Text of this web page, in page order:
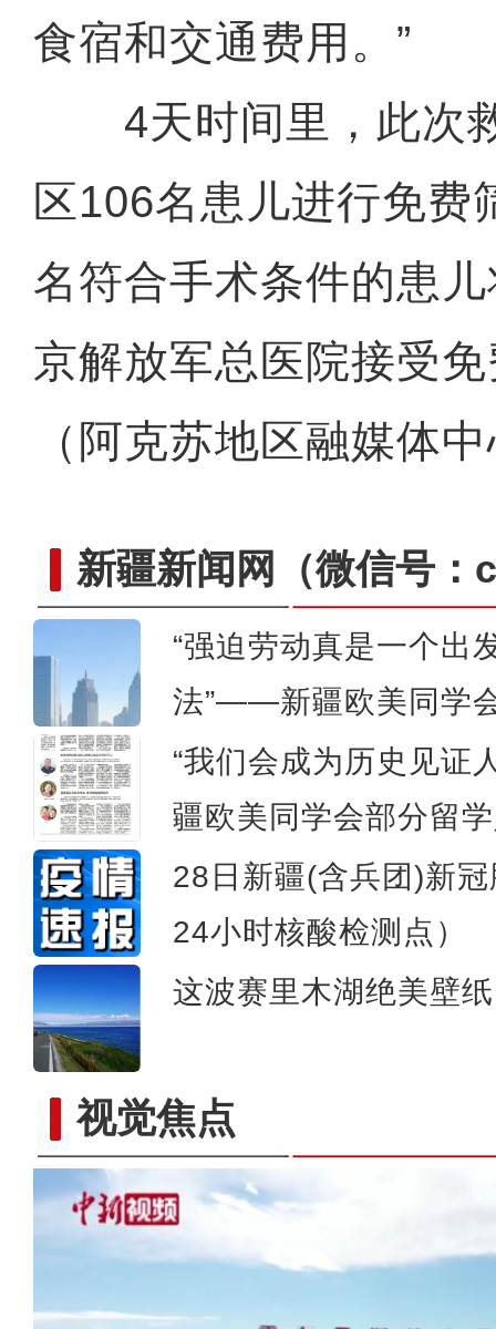
食宿和交通费用。”
4天时间里，此次
区106名患儿进行免费
名符合手术条件的患
京解放军总医院接受
（阿克苏地区融媒体
新疆新闻网 （微信号
“强迫劳动真是一个出
法”——新疆欧美同学
“我们会成为历史见
疆欧美同学会部分留
28日新疆(含兵团)新
24小时核酸检测点）
这波赛里木湖绝美壁
视觉焦点
新疆兵团拥军社区开展
“南虾北养”热销 丰富